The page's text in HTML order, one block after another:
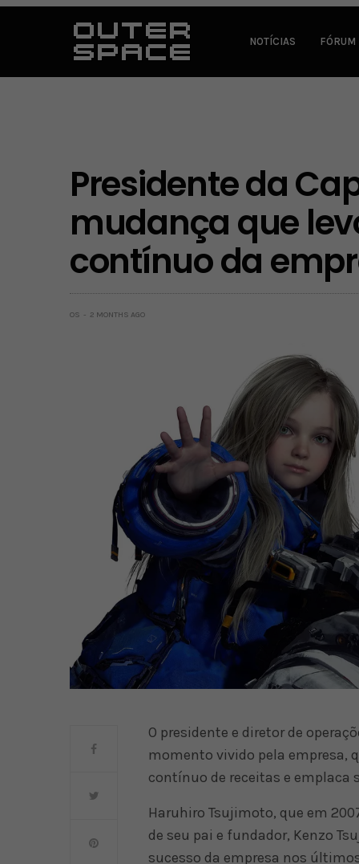
NOTÍCIAS FÓRUM
Presidente da
mudança que
contínuo da
OS 2 MONTHS AGO
O presidente e diretor de
momento vivido pela empresa,
contínuo de receitas e emplaca
Haruhiro Tsujimoto, que em
de seu pai e fundador, Kenzo
sucesso da empresa nos